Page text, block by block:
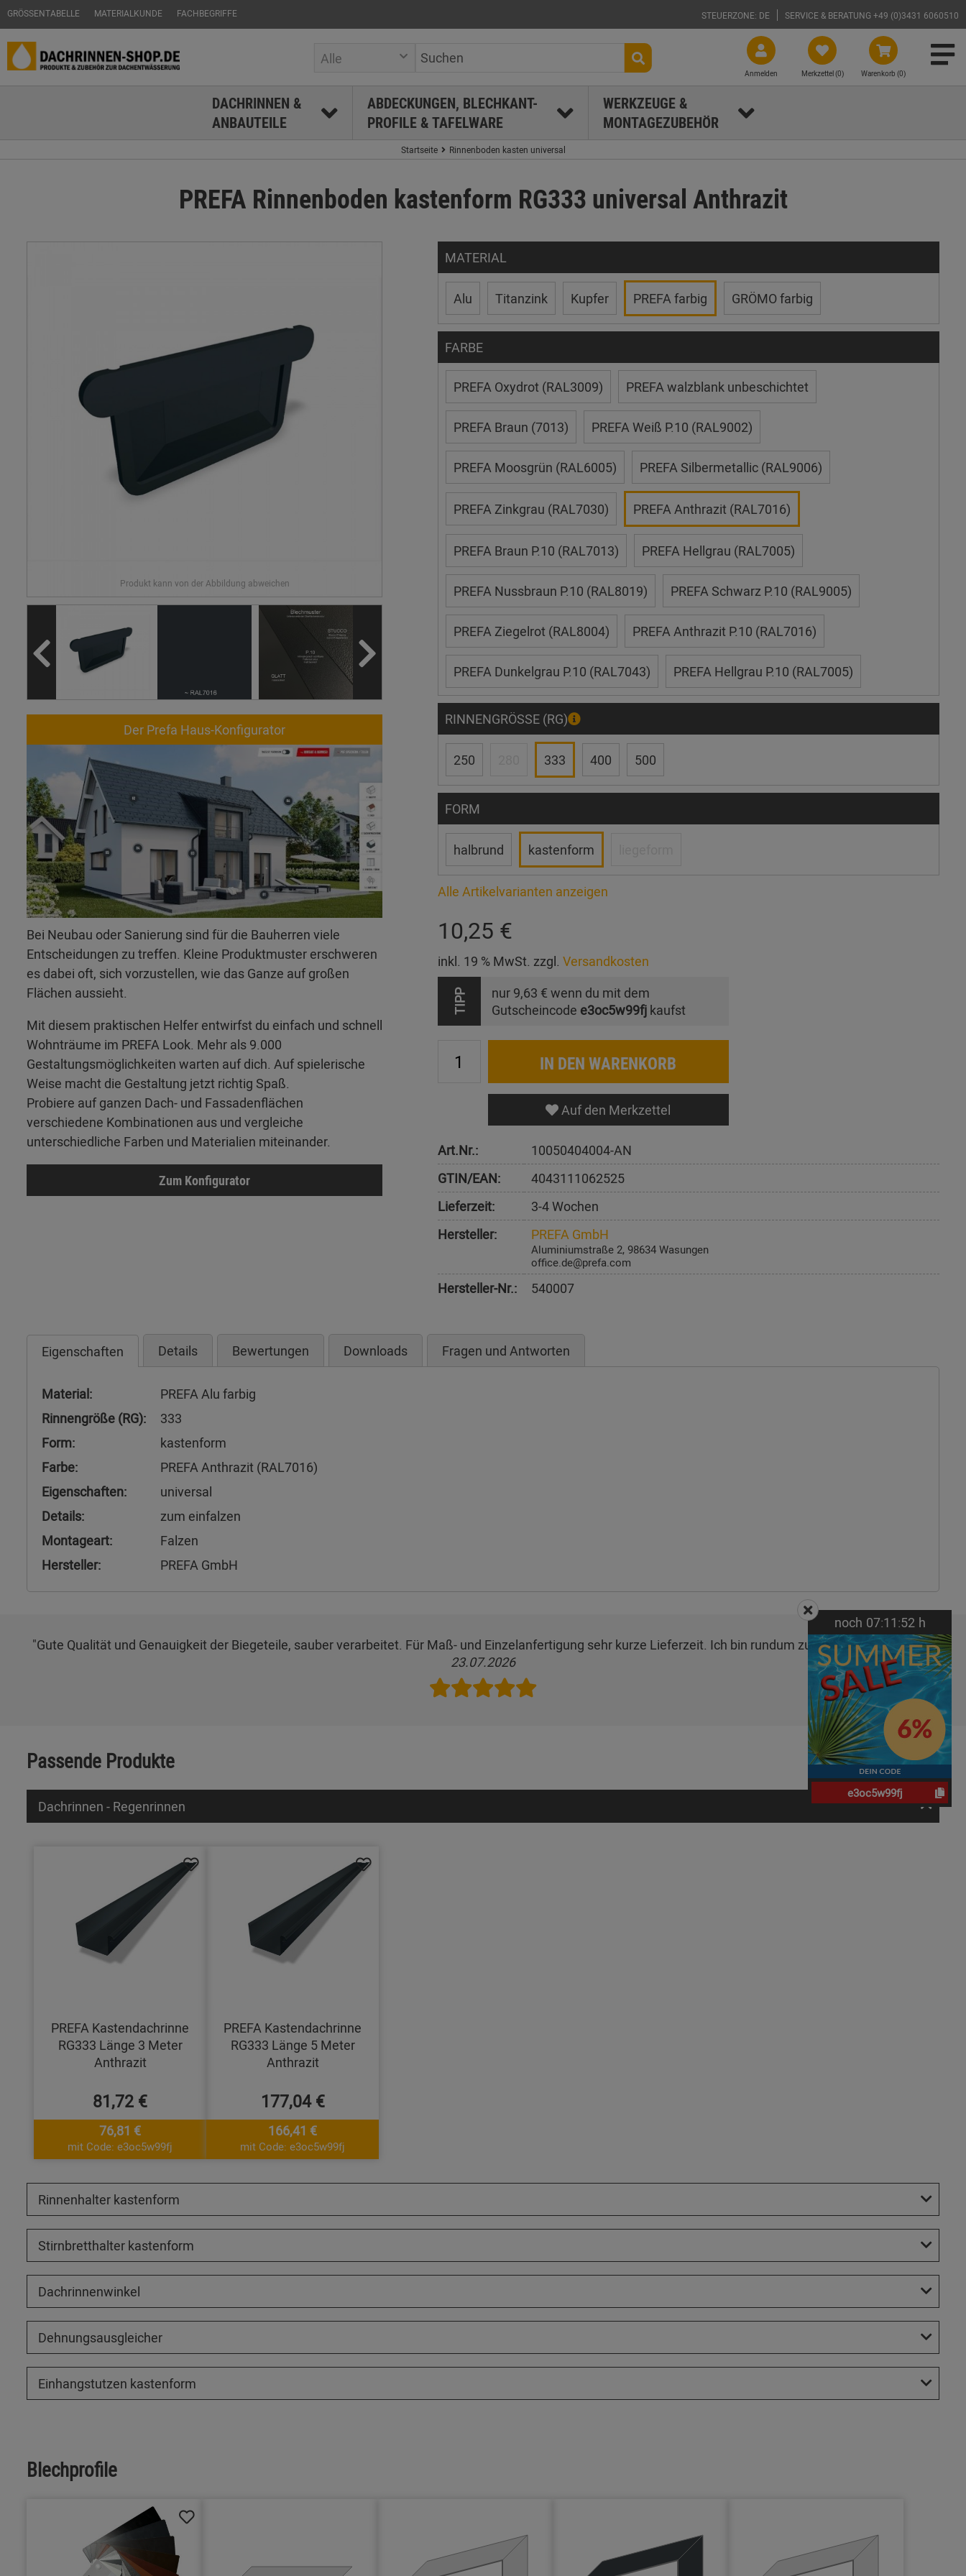
GRÖSSENTABELLE MATERIALKUNDE FACHBEGRIFFE STEUERZONE: DE SERVICE & BERATUNG +49 (0)3431 6060510
Warenkorb (0)
Merkzettel (0)
Anmelden
Alle
DACHRINNEN &
ANBAUTEILE
ABDECKUNGEN, BLECHKANT-
PROFILE & TAFELWARE
WERKZEUGE &
MONTAGEZUBEHÖR
Startseite Rinnenboden kasten universal
PREFA Rinnenboden kastenform RG333 universal Anthrazit
Der Prefa Haus-Konfigurator
Bei Neubau oder Sanierung sind für die Bauherren viele
Entscheidungen zu treffen. Kleine Produktmuster erschweren
es dabei oft, sich vorzustellen, wie das Ganze auf großen
Flächen aussieht.
Mit diesem praktischen Helfer entwirfst du einfach und schnell
Wohnträume im PREFA Look. Mehr als 9.000
Gestaltungsmöglichkeiten warten auf dich. Auf spielerische
Weise macht die Gestaltung jetzt richtig Spaß.
Probiere auf ganzen Dach- und Fassadenflächen
verschiedene Kombinationen aus und vergleiche
unterschiedliche Farben und Materialien miteinander.
Zum Konfigurator
MATERIAL
Alu Titanzink Kupfer PREFA farbig GRÖMO farbig
FARBE
PREFA Oxydrot (RAL3009) PREFA walzblank unbeschichtet
PREFA Braun (7013) PREFA Weiß P.10 (RAL9002)
PREFA Moosgrün (RAL6005) PREFA Silbermetallic (RAL9006)
PREFA Zinkgrau (RAL7030) PREFA Anthrazit (RAL7016)
PREFA Braun P.10 (RAL7013) PREFA Hellgrau (RAL7005)
PREFA Nussbraun P.10 (RAL8019) PREFA Schwarz P.10 (RAL9005)
PREFA Ziegelrot (RAL8004) PREFA Anthrazit P.10 (RAL7016)
PREFA Dunkelgrau P.10 (RAL7043) PREFA Hellgrau P.10 (RAL7005)
RINNENGRÖSSE (RG)
250 333 400 500
FORM
halbrund kastenform
Alle Artikelvarianten anzeigen
10,25 €
inkl. 19 % MwSt. zzgl. Versandkosten
TIPP nur 9,63 € wenn du mit dem
Gutscheincode e3oc5w99fjkaufst
IN DEN WARENKORB
Auf den Merkzettel
Art.Nr.:
10050404004-AN
GTIN/EAN:
4043111062525
Lieferzeit:
3-4 Wochen
Hersteller:
PREFA GmbH
Aluminiumstraße 2, 98634 Wasungen
office.de@prefa.com
Hersteller-Nr.: 540007
Eigenschaften Details Bewertungen Downloads Fragen und Antworten
Material:
PREFA Alu farbig
Rinnengröße (RG):
333
Form:
kastenform
Farbe:
PREFA Anthrazit (RAL7016)
Eigenschaften:
universal
Details:
zum einfalzen
Montageart:
Falzen
Hersteller:
PREFA GmbH
"Gute Qualität und Genauigkeit der Biegeteile, sauber verarbeitet. Für Maß- und Einzelanfertigung sehr kurze Lieferzeit. Ich bin rundum zufrieden.", Klaus H. am
23.07.2026
Passende Produkte
Dachrinnen - Regenrinnen
PREFA Kastendachrinne
RG333 Länge 3 Meter
Anthrazit
81,72 €
76,81 €
mit Code: e3oc5w99fj
PREFA Kastendachrinne
RG333 Länge 5 Meter
Anthrazit
177,04 €
166,41 €
mit Code: e3oc5w99fj
Rinnenhalter kastenform
Stirnbretthalter kastenform
Dachrinnenwinkel
Dehnungsausgleicher
Einhangstutzen kastenform
Blechprofile
noch 07:11:52 h
e3oc5w99fj